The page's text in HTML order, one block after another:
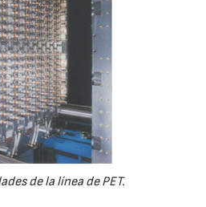
de la línea de PET.